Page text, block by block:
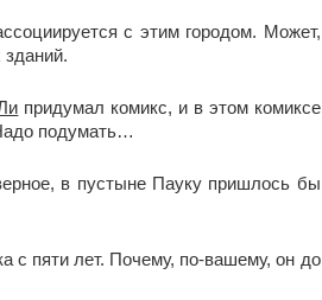
с этим городом. Может,
придумал комикс, и в этом комиксе
подумать…
в пустыне Пауку пришлось бы
с пяти лет. Почему, по-вашему, он до